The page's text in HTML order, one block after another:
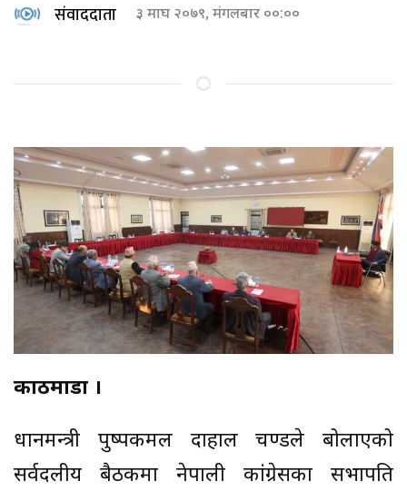
संवाददाता ३ माघ २०७९, मंगलबार ००:००
काठमाडौँ ।
प्रधानमन्त्री पुष्पकमल दाहाल प्रचण्डले बोलाएको
सर्वदलीय बैठकमा नेपाली कांग्रेसका सभापति